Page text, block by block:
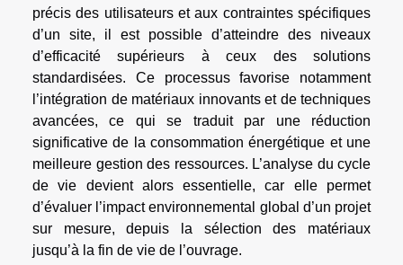
précis des utilisateurs et aux contraintes spécifiques
d’un site, il est possible d’atteindre des niveaux
d’efficacité supérieurs à ceux des solutions
standardisées. Ce processus favorise notamment
l’intégration de matériaux innovants et de techniques
avancées, ce qui se traduit par une réduction
significative de la consommation énergétique et une
meilleure gestion des ressources. L’analyse du cycle
de vie devient alors essentielle, car elle permet
d’évaluer l’impact environnemental global d’un projet
sur mesure, depuis la sélection des matériaux
jusqu’à la fin de vie de l’ouvrage.